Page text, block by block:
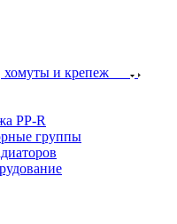
хомуты и крепеж
PP-R
группы